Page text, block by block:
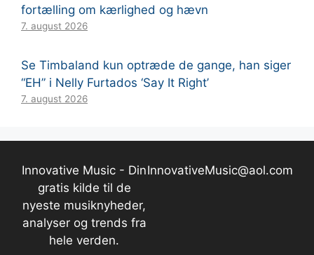
fortælling om kærlighed og hævn
7. august 2026
Se Timbaland kun optræde de gange, han siger
“EH” i Nelly Furtados ‘Say It Right’
7. august 2026
Innovative Music - Din
gratis kilde til de
nyeste musiknyheder,
analyser og trends fra
hele verden.
InnovativeMusic@aol.com